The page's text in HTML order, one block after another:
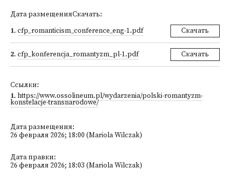
Дата размещенияСкачать:
1. cfp_romanticism_conference_eng-1.pdf Скачать
2. cfp_konferencja_romantyzm_pl-1.pdf Скачать
Ссылки:
1. https://www.ossolineum.pl/wydarzenia/polski-romantyzm-
konstelacje-transnarodowe/
Дата размещения:
26 февраля 2026; 18:00 (Mariola Wilczak)
Дата правки:
26 февраля 2026; 18:03 (Mariola Wilczak)